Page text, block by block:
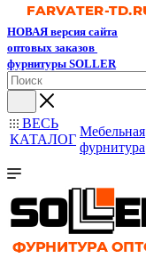
НОВАЯ версия сайта
оптовых заказов
фурнитуры SOLLER
ВЕСЬ
КАТАЛОГ
Мебельная
фурнитура